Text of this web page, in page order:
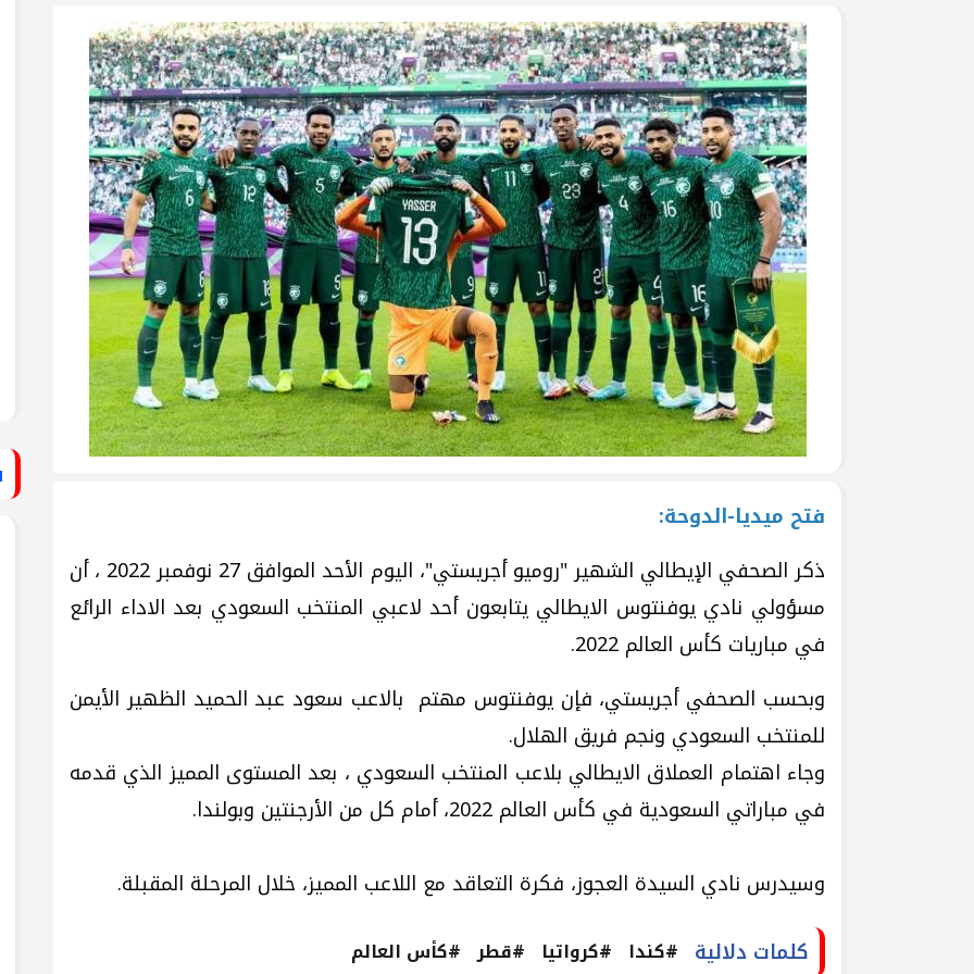
وفد من تيار الإصلاح الديمقراطي يساند الصحفيين بزيارة لقناة الكوفية
ومشاركة في وقفة تضامنية
تيار الإصلاح الديمقراطي في حركة فتح بمحافظة خان يونس ينظم لقاءً
لتكريم أسر الشهداء
تيار الإصلاح الديمقراطي في حركة فتح بمحافظة رفح يطلق حملة
(العهد والوفاء) لأسر الشهداء
تيار الإصلاح الديمقراطي يُطلق حملة إلكترونية دعمًا للأسرى بمناسبة
يوم الأسير الفلسطيني
بالصور: تيار الإصلاح الديمقراطي يطلق حملة إلكترونية رفضًا لمشروع
قانون إعدام الأسرى الفلسطينيين في سجون الاحتلال
فتح ميديا-الدوحة:
ذكر الصحفي الإيطالي الشهير "روميو أجريستي"، اليوم الأحد الموافق 27 نوفمبر 2022 ، أن
مسؤولي نادي يوفنتوس الايطالي يتابعون أحد لاعبي المنتخب السعودي بعد الاداء الرائع
في مباريات كأس العالم 2022.
وبحسب الصحفي أجريستي، فإن يوفنتوس مهتم بالاعب سعود عبد الحميد الظهير الأيمن
للمنتخب السعودي ونجم فريق الهلال.
وجاء اهتمام العملاق الايطالي بلاعب المنتخب السعودي ، بعد المستوى المميز الذي قدمه
في مباراتي السعودية في كأس العالم 2022، أمام كل من الأرجنتين وبولندا.
وسيدرس نادي السيدة العجوز، فكرة التعاقد مع اللاعب المميز، خلال المرحلة المقبلة.
كلمات دلالية #كندا #كرواتيا #قطر #كأس العالم
فيديو: لقاء مع القيادي
الفلسطيني محمد دحلان
برنامج قصارى القول على
قناة روسـيــا اليوم
دلياني: الاحتلال يسعى
للتغطية على جرائمه بقطع
الاتصالات عن غزة